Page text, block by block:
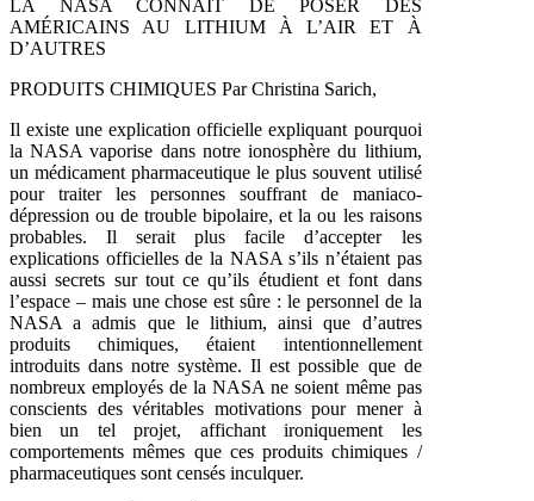
LA NASA CONNAÎT DE POSER DES
AMÉRICAINS AU LITHIUM À L’AIR ET À
D’AUTRES
PRODUITS CHIMIQUES Par Christina Sarich,
Il existe une explication officielle expliquant pourquoi
la NASA vaporise dans notre ionosphère du lithium,
un médicament pharmaceutique le plus souvent utilisé
pour traiter les personnes souffrant de maniaco-
dépression ou de trouble bipolaire, et la ou les raisons
probables. Il serait plus facile d’accepter les
explications officielles de la NASA s’ils n’étaient pas
aussi secrets sur tout ce qu’ils étudient et font dans
l’espace – mais une chose est sûre : le personnel de la
NASA a admis que le lithium, ainsi que d’autres
produits chimiques, étaient intentionnellement
introduits dans notre système. Il est possible que de
nombreux employés de la NASA ne soient même pas
conscients des véritables motivations pour mener à
bien un tel projet, affichant ironiquement les
comportements mêmes que ces produits chimiques /
pharmaceutiques sont censés inculquer.